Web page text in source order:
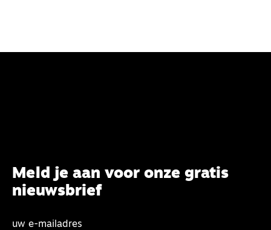
Meld je aan voor onze gratis
nieuwsbrief
uw e-mailadres